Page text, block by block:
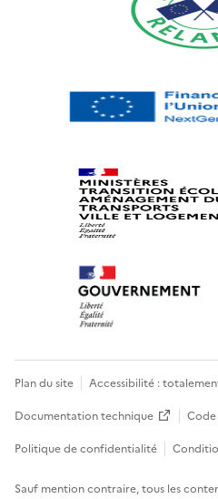
Plan du site Accessibilité :
Documentation technique
Politique de confidentialité
Sauf mention contraire, tous les